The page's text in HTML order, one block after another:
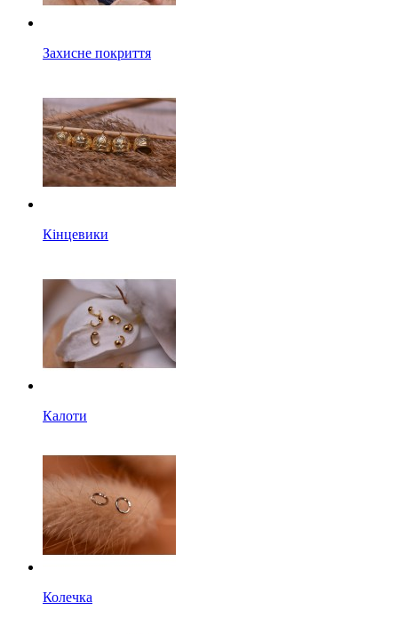
Захисне покриття
Кінцевики
Калоти
Колечка